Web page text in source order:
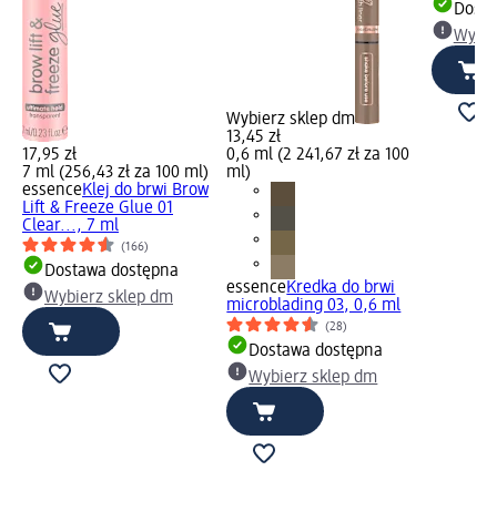
17,95 zł
7 ml (256,43 zł za 100 ml)
essenceKlej do brwi Brow
Lift & Freeze Glue 01
Clear..., 7 ml
(166)
Dostawa dostępna
Wybierz sklep dm
Wybierz sklep dm
13,45 zł
0,6 ml (2 241,67 zł za 100
ml)
essenceKredka do brwi
microblading 03, 0,6 ml
(28)
Dostawa dostępna
Wybierz sklep dm